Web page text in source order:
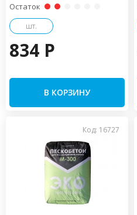
Остаток
шт.
834 P
В КОРЗИНУ
Код: 16727